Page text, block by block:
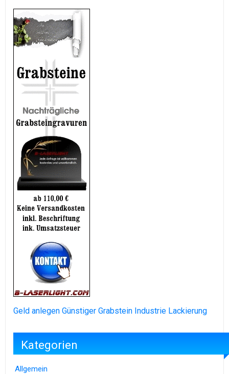
Geld anlegen Günstiger Grabstein Industrie Lackierung
Kategorien
Allgemein